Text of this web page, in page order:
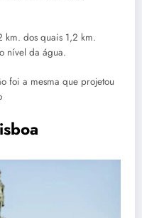
km. dos quais 1,2 km.
nível da água.
foi a mesma que projetou